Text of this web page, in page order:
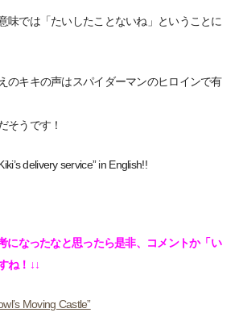
味では「たいしたことないね」ということに
のキキの声はスパイダーマンのヒロインで有
そうです！
delivery service” in English!!
になったなと思ったら是非、コメントか「い
ね！↓↓
Moving Castle”